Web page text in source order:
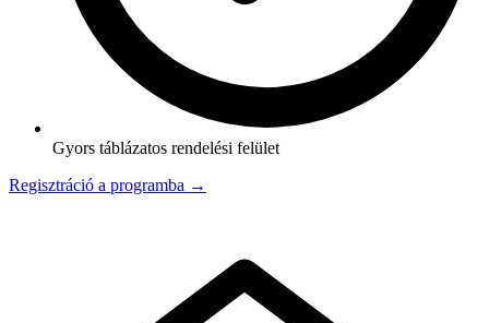
Gyors táblázatos rendelési felület
Regisztráció a programba →